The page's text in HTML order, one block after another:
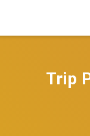
Trip